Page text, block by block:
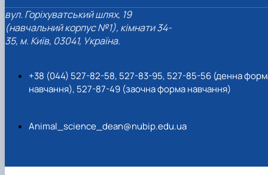
вул. Горіхуватський шлях, 19
(навчальний корпус №1), кімнати 34-
35, м. Київ, 03041, Україна.
+38 (044) 527-82-58, 527-83-95, 527-85-56 (денна
навчання), 527-87-49 (заочна форма навчання)
Animal_science_dean@nubip.edu.ua